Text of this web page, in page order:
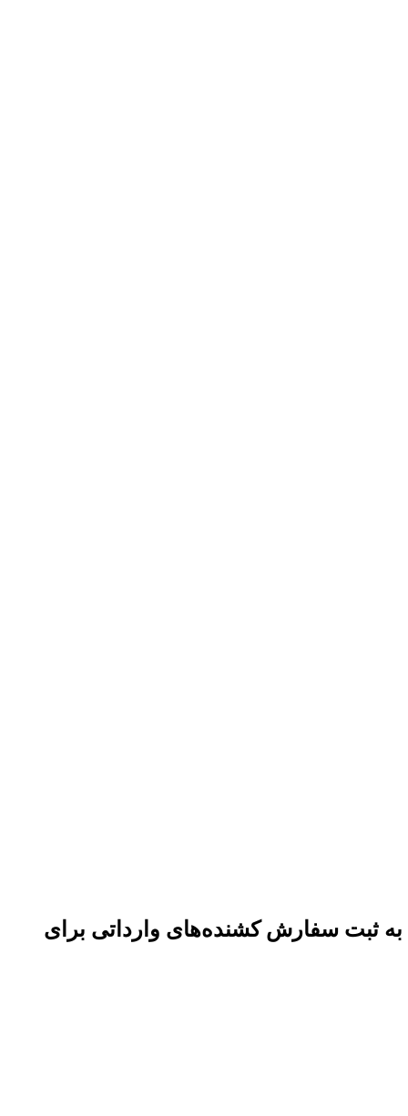
به ثبت سفارش کشنده‌های وارداتی برای